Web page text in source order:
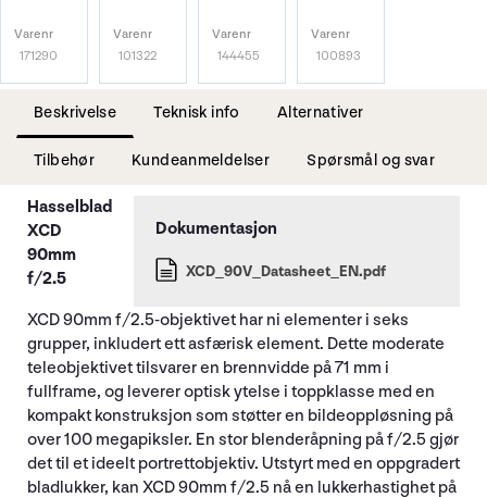
Varenr
171290
Varenr
101322
Varenr
144455
Varenr
100893
Beskrivelse Teknisk info Alternativer
Tilbehør Kundeanmeldelser Spørsmål og svar
XCD_90V_Datasheet_EN.pdf
Hasselblad
XCD
90mm
f/2.5
XCD 90mm f/2.5-objektivet har ni elementer i seks
grupper, inkludert ett asfærisk element. Dette moderate
teleobjektivet tilsvarer en brennvidde på 71 mm i
fullframe, og leverer optisk ytelse i toppklasse med en
kompakt konstruksjon som støtter en bildeoppløsning på
over 100 megapiksler. En stor blenderåpning på f/2.5 gjør
det til et ideelt portrettobjektiv. Utstyrt med en oppgradert
bladlukker, kan XCD 90mm f/2.5 nå en lukkerhastighet på